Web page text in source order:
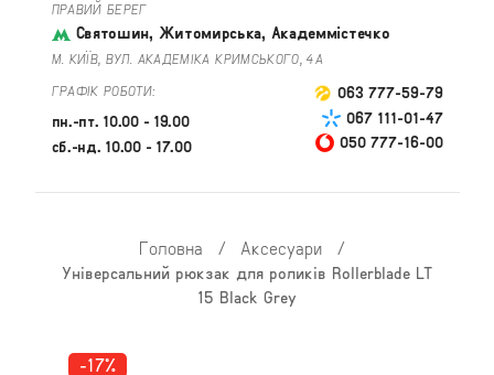
ПРАВИЙ БЕРЕГ
Святошин, Житомирська, Академмістечко
М. КИЇВ, ВУЛ. АКАДЕМІКА КРИМСЬКОГО, 4А
ГРАФІК РОБОТИ:
пн.-пт. 10.00 - 19.00
сб.-нд. 10.00 - 17.00
063 777-59-79
067 111-01-47
050 777-16-00
Головна / Аксесуари /
Універсальний рюкзак для роликів Rollerblade LT
15 Black Grey
-17%